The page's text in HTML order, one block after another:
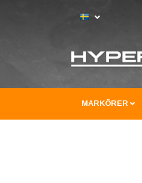
MARKÖRER